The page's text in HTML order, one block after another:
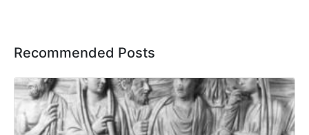
Recommended Posts